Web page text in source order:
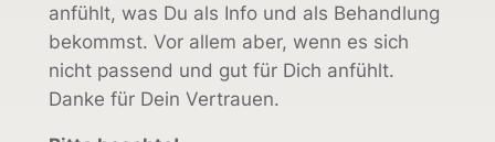
anfühlt, was Du als Info und als Behandlung
bekommst. Vor allem aber, wenn es sich
nicht passend und gut für Dich anfühlt.
Danke für Dein Vertrauen.